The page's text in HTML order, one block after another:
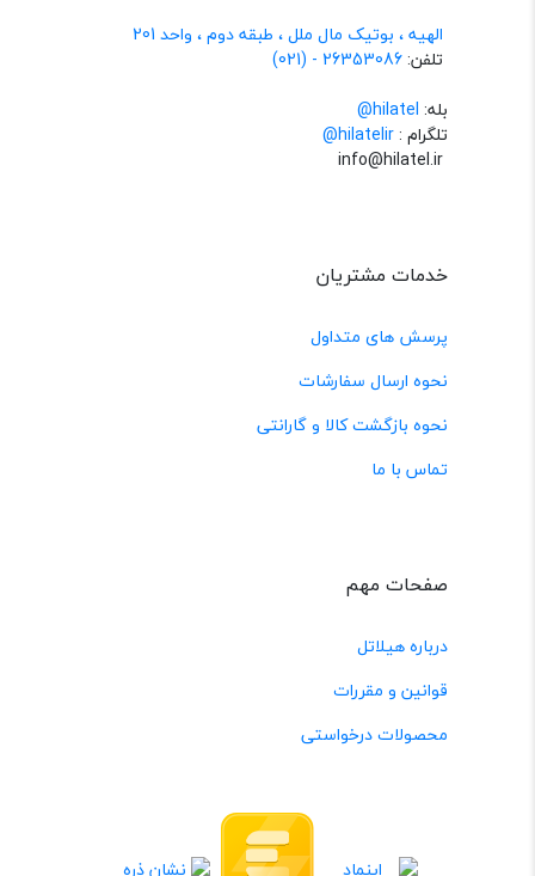
الهیه ، بوتیک مال ملل ، طبقه دوم ، واحد 201
تلفن:26353086 - (021)
بله: hilatel@
تلگرام :@hilatelir
خدمات مشتریان
پرسش های متداول
نحوه ارسال سفارشات
نحوه بازگشت کالا و گارانتی
تماس با ما
صفحات مهم
درباره هیلاتل
قوانین و مقررات
محصولات درخواستی